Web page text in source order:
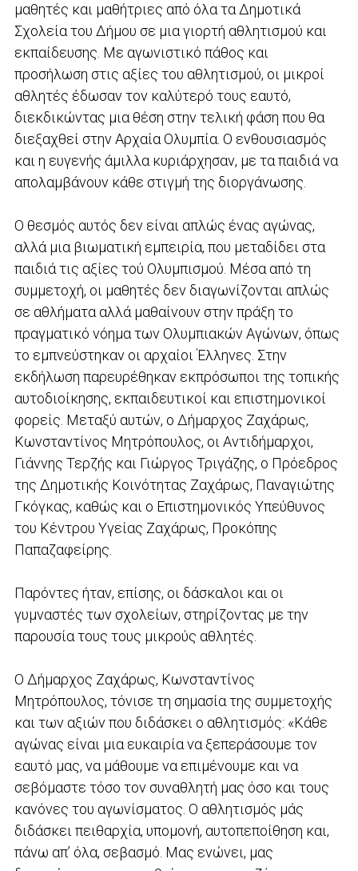
μαθητές και μαθήτριες από όλα τα Δημοτικά
Σχολεία του Δήμου σε μια γιορτή αθλητισμού και
εκπαίδευσης. Με αγωνιστικό πάθος και
προσήλωση στις αξίες του αθλητισμού, οι μικροί
αθλητές έδωσαν τον καλύτερό τους εαυτό,
διεκδικώντας μια θέση στην τελική φάση που θα
διεξαχθεί στην Αρχαία Ολυμπία. Ο ενθουσιασμός
και η ευγενής άμιλλα κυριάρχησαν, με τα παιδιά να
απολαμβάνουν κάθε στιγμή της διοργάνωσης.
Ο θεσμός αυτός δεν είναι απλώς ένας αγώνας,
αλλά μια βιωματική εμπειρία, που μεταδίδει στα
παιδιά τις αξίες τού Ολυμπισμού. Μέσα από τη
συμμετοχή, οι μαθητές δεν διαγωνίζονται απλώς
σε αθλήματα αλλά μαθαίνουν στην πράξη το
πραγματικό νόημα των Ολυμπιακών Αγώνων, όπως
το εμπνεύστηκαν οι αρχαίοι Έλληνες. Στην
εκδήλωση παρευρέθηκαν εκπρόσωποι της τοπικής
αυτοδιοίκησης, εκπαιδευτικοί και επιστημονικοί
φορείς. Μεταξύ αυτών, ο Δήμαρχος Ζαχάρως,
Κωνσταντίνος Μητρόπουλος, οι Αντιδήμαρχοι,
Γιάννης Τερζής και Γιώργος Τριγάζης, ο Πρόεδρος
της Δημοτικής Κοινότητας Ζαχάρως, Παναγιώτης
Γκόγκας, καθώς και ο Επιστημονικός Υπεύθυνος
του Κέντρου Υγείας Ζαχάρως, Προκόπης
Παπαζαφείρης.
Παρόντες ήταν, επίσης, οι δάσκαλοι και οι
γυμναστές των σχολείων, στηρίζοντας με την
παρουσία τους τους μικρούς αθλητές.
Ο Δήμαρχος Ζαχάρως, Κωνσταντίνος
Μητρόπουλος, τόνισε τη σημασία της συμμετοχής
και των αξιών που διδάσκει ο αθλητισμός: «Κάθε
αγώνας είναι μια ευκαιρία να ξεπεράσουμε τον
εαυτό μας, να μάθουμε να επιμένουμε και να
σεβόμαστε τόσο τον συναθλητή μας όσο και τους
κανόνες του αγωνίσματος. Ο αθλητισμός μάς
διδάσκει πειθαρχία, υπομονή, αυτοπεποίθηση και,
πάνω απ’ όλα, σεβασμό. Μας ενώνει, μας